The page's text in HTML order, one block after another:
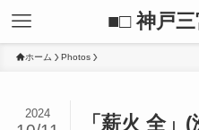
■□ 神戸
ホーム Photos
「薪火 全」
2024